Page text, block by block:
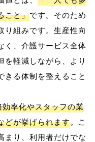
こと」です。そのため
り組みです。生産性向
く、介護サービス全体
を軽減しながら、より
きる体制を整えること
率化やスタッフの業
どが挙げられます。こ
まり、利用者だけでな